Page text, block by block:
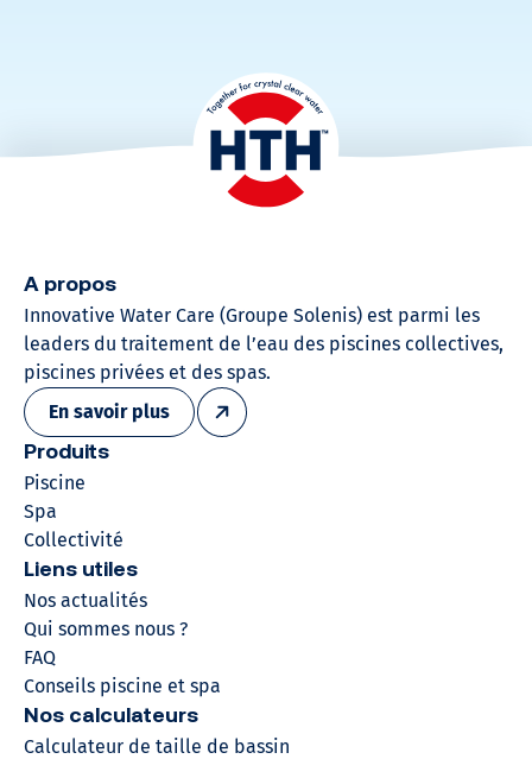
A propos
Innovative Water Care (Groupe Solenis)​ est parmi les
leaders du traitement de l’eau des piscines collectives,
piscines privées et des spas.
En savoir plus
Produits
Piscine
Spa
Collectivité
Liens utiles
Nos actualités
Qui sommes nous ?
FAQ
Conseils piscine et spa
Nos calculateurs
Calculateur de taille de bassin